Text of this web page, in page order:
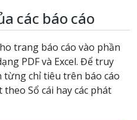
các báo cáo
trang báo cáo vào phần
PDF và Excel. Để truy
từng chỉ tiêu trên báo cáo
Sổ cái hay các phát